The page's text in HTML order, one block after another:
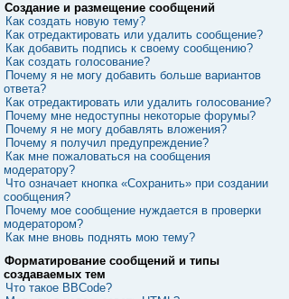
Создание и размещение сообщений
Как создать новую тему?
Как отредактировать или удалить сообщение?
Как добавить подпись к своему сообщению?
Как создать голосование?
Почему я не могу добавить больше вариантов
ответа?
Как отредактировать или удалить голосование?
Почему мне недоступны некоторые форумы?
Почему я не могу добавлять вложения?
Почему я получил предупреждение?
Как мне пожаловаться на сообщения
модератору?
Что означает кнопка «Сохранить» при создании
сообщения?
Почему мое сообщение нуждается в проверки
модератором?
Как мне вновь поднять мою тему?
Форматирование сообщений и типы
создаваемых тем
Что такое BBCode?